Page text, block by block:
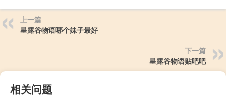
上一篇
星露谷物语哪个妹子最好
下一篇
星露谷物语贴吧吧
相关问题